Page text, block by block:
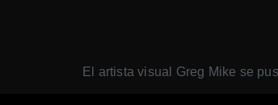
El artista visual Greg Mike se